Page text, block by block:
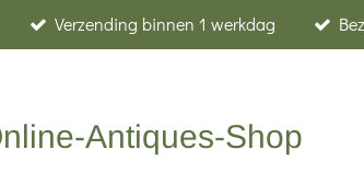
Verzending binnen 1 werkdag
Antiques-Shop